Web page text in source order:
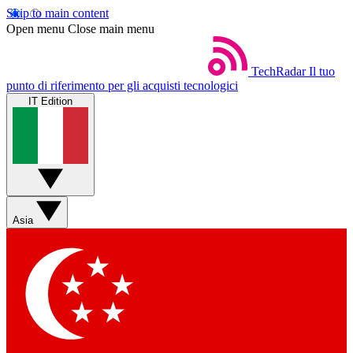
Skip to main content
Open menu Close main menu
TechRadar Il tuo
punto di riferimento per gli acquisti tecnologici
IT Edition
Asia